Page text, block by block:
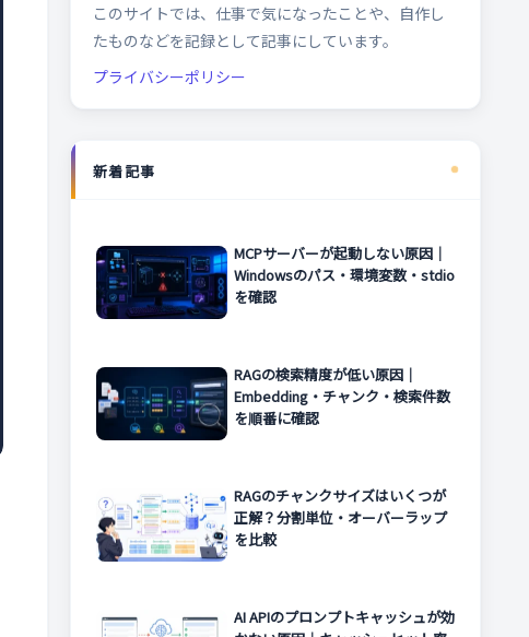
このサイトでは、仕事で気になったことや、自作し
たものなどを記録として記事にしています。
プライバシーポリシー
新着記事
MCPサーバーが起動しない原因｜
Windowsのパス・環境変数・stdio
を確認
RAGの検索精度が低い原因｜
Embedding・チャンク・検索件数
を順番に確認
RAGのチャンクサイズはいくつが
正解？分割単位・オーバーラップ
を比較
AI APIのプロンプトキャッシュが効